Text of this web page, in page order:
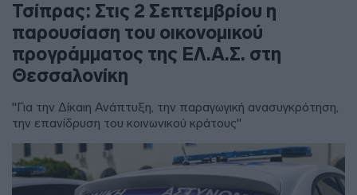
Τσίπρας: Στις 2 Σεπτεμβρίου η
παρουσίαση του οικονομικού
προγράμματος της ΕΛ.Α.Σ. στη
Θεσσαλονίκη
"Για την Δίκαιη Ανάπτυξη, την παραγωγική ανασυγκρότηση,
την επανίδρυση του κοινωνικού κράτους"